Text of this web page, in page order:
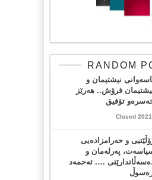
RANDOM
نیشتیمان و
فرۆش.. هەرێز
تۆفیق
و حەرامزادەیی
پەرلەمان و
…. ئەحمەد